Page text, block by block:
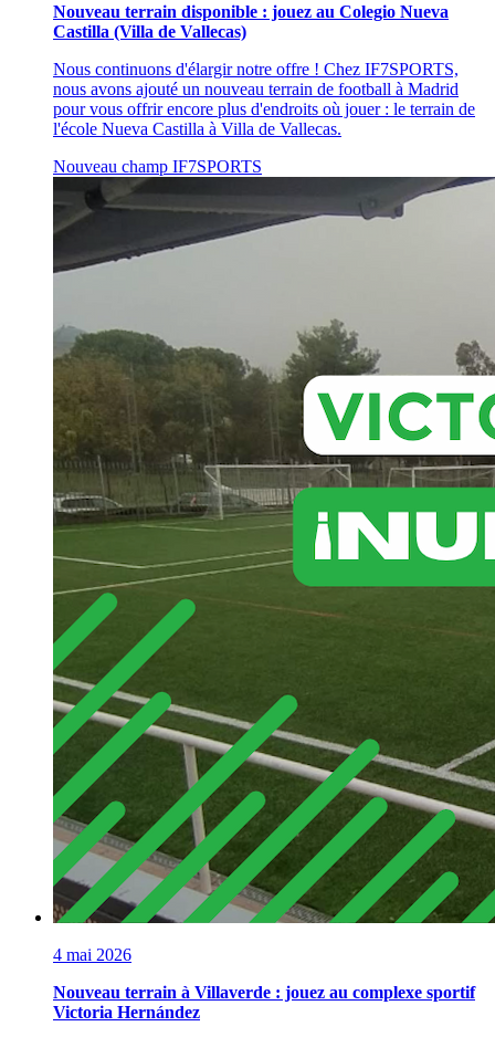
Nouveau terrain disponible : jouez au Colegio Nueva
Castilla (Villa de Vallecas)
Nous continuons d'élargir notre offre ! Chez IF7SPORTS,
nous avons ajouté un nouveau terrain de football à Madrid
pour vous offrir encore plus d'endroits où jouer : le terrain de
l'école Nueva Castilla à Villa de Vallecas.
Nouveau champ IF7SPORTS
4 mai 2026
Nouveau terrain à Villaverde : jouez au complexe sportif
Victoria Hernández